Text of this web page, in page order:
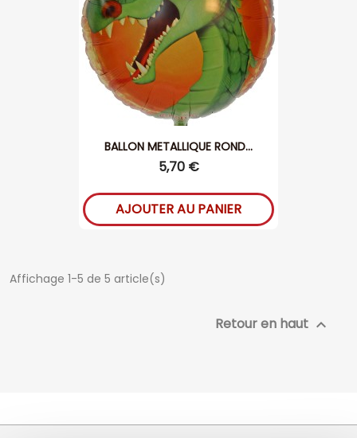
BALLON METALLIQUE ROND...
5,70 €
AJOUTER AU PANIER
Affichage 1-5 de 5 article(s)
Retour en haut 